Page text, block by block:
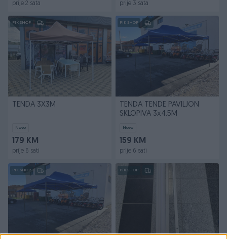
prije 2 sata prije 3 sata
PIK SHOP
TENDA 3X3M
Novo
179 KM
prije 6 sati
PIK SHOP
TENDA TENDE PAVILJON
SKLOPIVA 3x4.5M
Novo
159 KM
prije 6 sati
PIK SHOP PIK SHOP